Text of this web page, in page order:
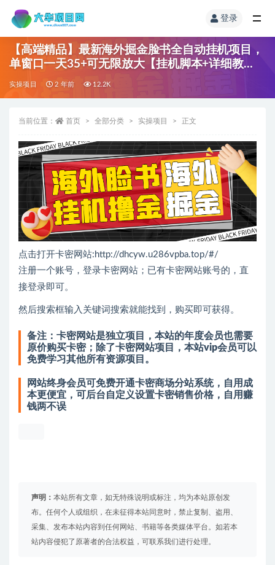
登录
【高端精品】最新海外掘金脸书全自动挂机项目，
单窗口一天35+可无限放大【挂机脚本+详细教
程】
实操项目 2 年前 12.2K
当前位置： 首页 全部分类 实操项目 正文
点击打开卡密网站: http://dhcyw.u286vpba.top/#/
注册一个账号，登录卡密网站；已有卡密网站账号的，直
接登录即可。
然后搜索框输入关键词搜索就能找到，购买即可获得。
备注：卡密网站是独立项目，本站的年度会员也需要
原价购买卡密；除了卡密网站项目，本站vip会员可以
免费学习其他所有资源项目。
网站终身会员可免费开通卡密商场分站系统，自用成
本更便宜，可后台自定义设置卡密销售价格，自用赚
钱两不误
声明： 本站所有文章，如无特殊说明或标注，均为本站原创发
布。任何个人或组织，在未征得本站同意时，禁止复制、盗用、
采集、发布本站内容到任何网站、书籍等各类媒体平台。如若本
站内容侵犯了原著者的合法权益，可联系我们进行处理。